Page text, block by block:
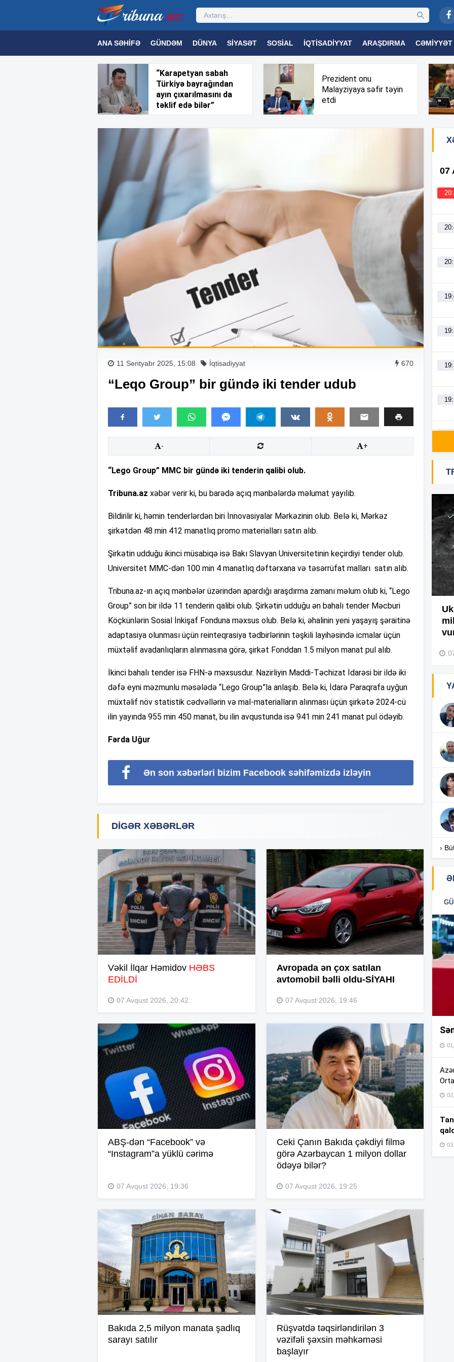
ANA SƏHIFƏ GÜNDƏM DÜNYA SIYASƏT SOSIAL İQTISADIYYAT ARAŞDIRMA CƏMIYYƏT
MƏDƏNIYYƏT MAQAZIN TEXNOLOGIYA TƏHSIL TRIBUNA TV
“Karapetyan sabah
Türkiyə bayrağından
ayın çıxarılmasını da
təklif edə bilər”
Prezident onu
Malayziyaya səfir təyin
etdi
11 Sentyabr 2025, 15:08 İqtisadiyyat 670
“Leqo Group” bir gündə iki tender udub
- +
“Lego Group” MMC bir gündə iki tenderin qalibi olub.
Tribuna.az xəbər verir ki, bu barədə açıq mənbələrdə məlumat yayılıb.
Bildirilir ki, həmin tenderlərdən biri İnnovasiyalar Mərkəzinin olub. Belə ki, Mərkəz
şirkətdən 48 min 412 manatlıq promo materialları satın alıb.
Şirkətin udduğu ikinci müsabiqə isə Bakı Slavyan Universitetinin keçirdiyi tender olub.
Universitet MMC-dən 100 min 4 manatlıq dəftərxana və təsərrüfat malları satın alıb.
Tribuna.az-ın açıq mənbələr üzərindən apardığı araşdırma zamanı məlum olub ki, “Lego
Group” son bir ildə 11 tenderin qalibi olub. Şirkətin udduğu ən bahalı tender Məcburi
Köçkünlərin Sosial İnkişaf Fonduna məxsus olub. Belə ki, əhalinin yeni yaşayış şəraitinə
adaptasiya olunması üçün reinteqrasiya tədbirlərinin təşkili layihəsində icmalar üçün
müxtəlif avadanlıqların alınmasına görə, şirkət Fonddan 1.5 milyon manat pul alıb.
İkinci bahalı tender isə FHN-ə məxsusdur. Nazirliyin Maddi-Təchizat İdarəsi bir ildə iki
dəfə eyni məzmunlu məsələdə “Lego Group”la anlaşıb. Belə ki, İdarə Paraqrafa uyğun
müxtəlif növ statistik cədvəllərin və mal-materialların alınması üçün şirkətə 2024-cü
ilin yayında 955 min 450 manat, bu ilin avqustunda isə 941 min 241 manat pul ödəyib.
Fərda Uğur
Ən son xəbərləri bizim Facebook səhifəmizdə izləyin
DIGƏR XƏBƏRLƏR
Vəkil İlqar Həmidov HƏBS
EDİLDİ
07 Avqust 2026, 20:42
Avropada ən çox satılan
avtomobil bəlli oldu-SİYAHI
07 Avqust 2026, 19:46
ABŞ-dən “Facebook” və
“Instagram”a yüklü cərimə
07 Avqust 2026, 19:36
Ceki Çanın Bakıda çəkdiyi filmə
görə Azərbaycan 1 milyon dollar
ödəyə bilər?
07 Avqust 2026, 19:25
Bakıda 2,5 milyon manata şadlıq
sarayı satılır
Rüşvətdə təqsirləndirilən 3
vəzifəli şəxsin məhkəməsi
başlayır
07
Ağdamda yanğını bu şəxs
törədibmiş – Video
04 Avqust 2026, 09:45
›